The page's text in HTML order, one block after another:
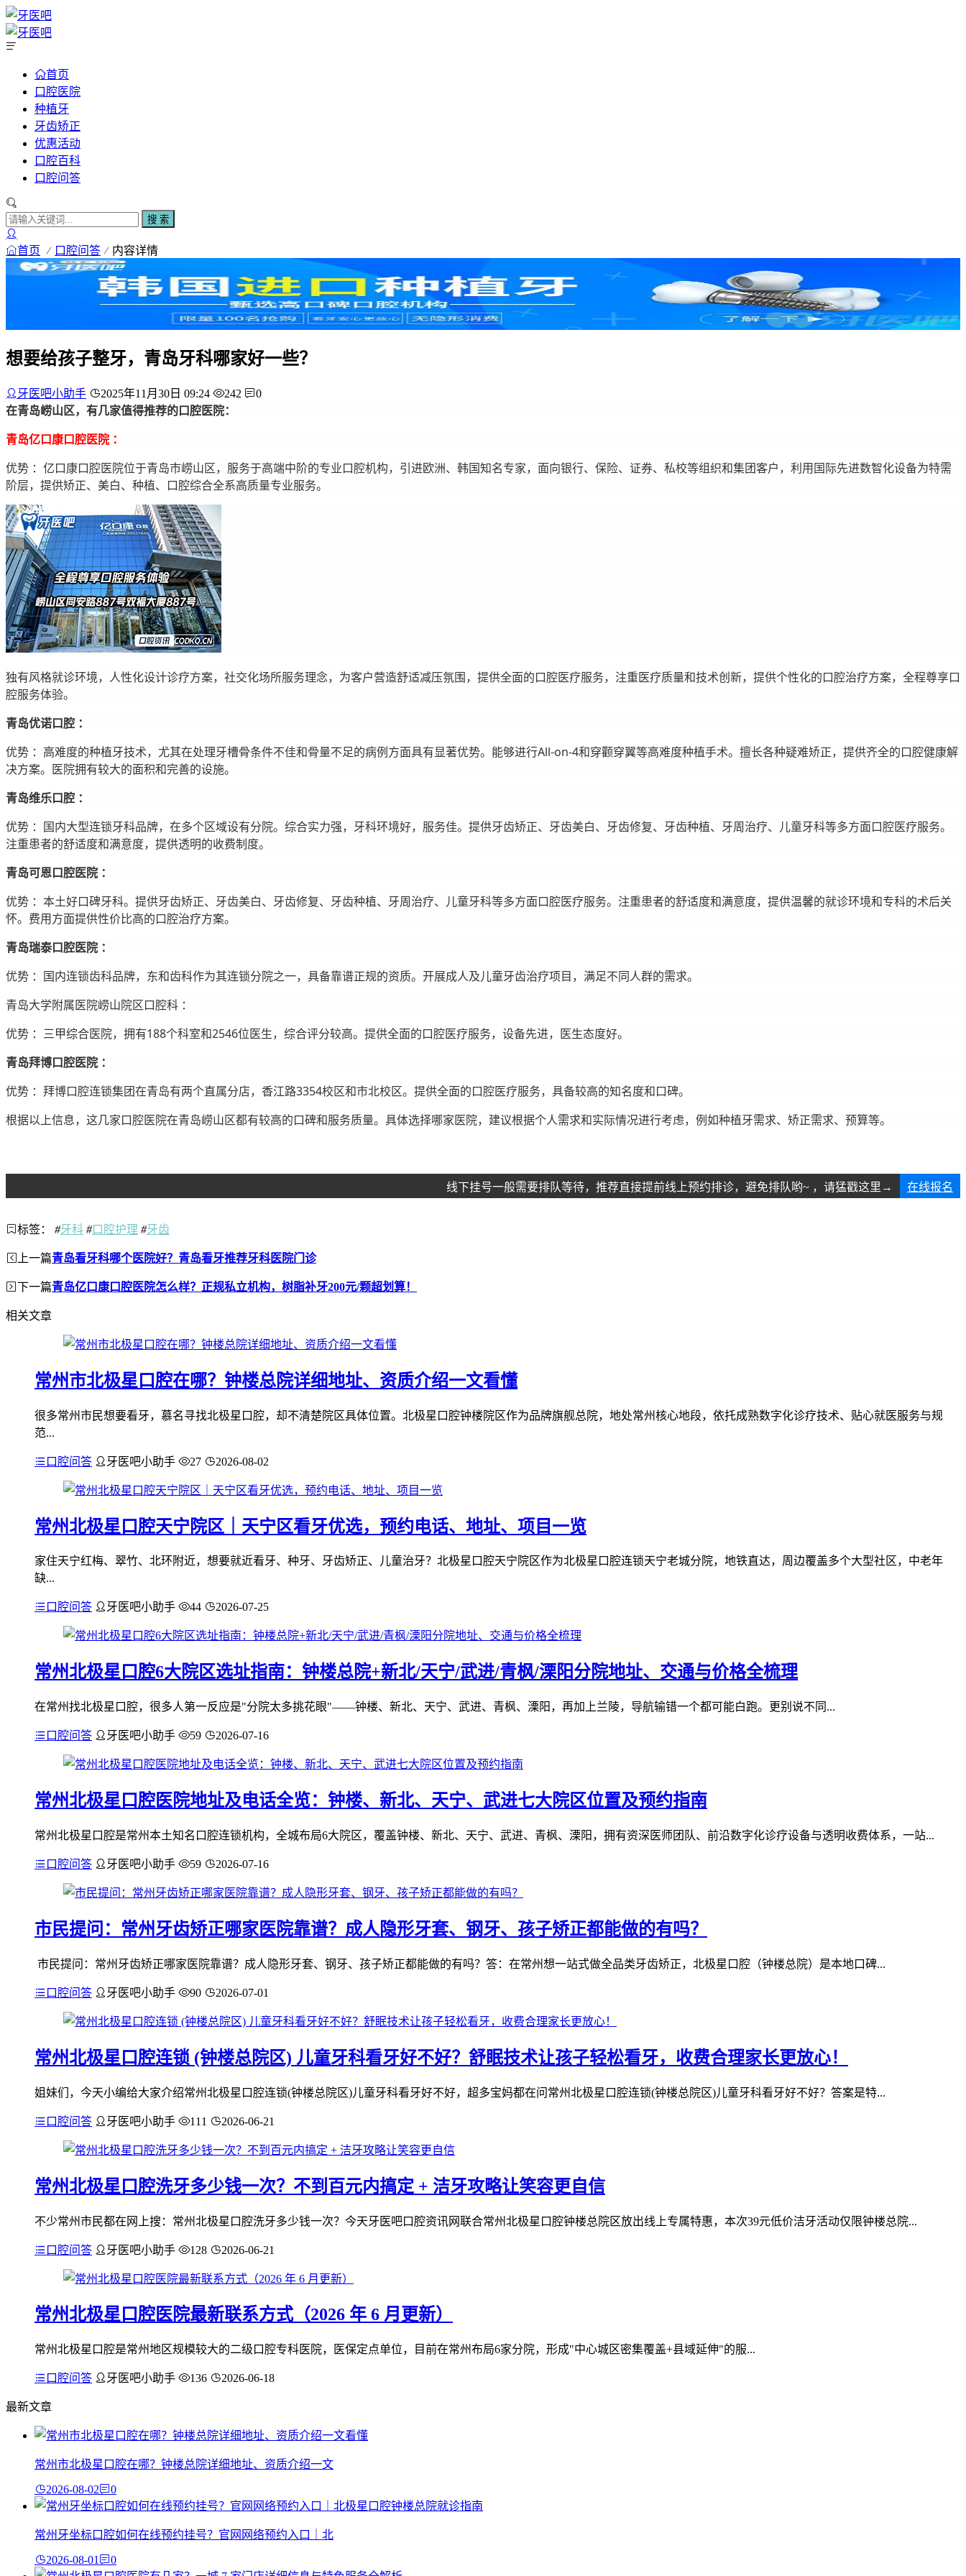
首页
口腔医院
种植牙
牙齿矫正
优惠活动
口腔百科
口腔问答
搜 索
首页 口腔问答 内容详情
想要给孩子整牙，青岛牙科哪家好一些？
牙医吧小助手 2025年11月30日 09:24 242 0
在青岛崂山区，有几家值得推荐的口腔医院：
青岛亿口康口腔医院 ：
优势 ：亿口康口腔医院位于青岛市崂山区，服务于高端中阶的专业口腔机构，引进欧洲、韩国知名专家，面向银行、保险、证券、私校等组织和集团客户，利用国际先进数智化设备为特需
阶层，提供矫正、美白、种植、口腔综合全系高质量专业服务。
独有风格就诊环境，人性化设计诊疗方案，社交化场所服务理念，为客户营造舒适减压氛围，提供全面的口腔医疗服务，注重医疗质量和技术创新，提供个性化的口腔治疗方案，全程尊享口
腔服务体验。
青岛优诺口腔 ：
优势 ：高难度的种植牙技术，尤其在处理牙槽骨条件不佳和骨量不足的病例方面具有显著优势。能够进行All-on-4和穿颧穿翼等高难度种植手术。擅长各种疑难矫正，提供齐全的口腔健康解
决方案。医院拥有较大的面积和完善的设施。
青岛维乐口腔 ：
优势 ：国内大型连锁牙科品牌，在多个区域设有分院。综合实力强，牙科环境好，服务佳。提供牙齿矫正、牙齿美白、牙齿修复、牙齿种植、牙周治疗、儿童牙科等多方面口腔医疗服务。
注重患者的舒适度和满意度，提供透明的收费制度。
青岛可恩口腔医院 ：
优势 ：本土好口碑牙科。提供牙齿矫正、牙齿美白、牙齿修复、牙齿种植、牙周治疗、儿童牙科等多方面口腔医疗服务。注重患者的舒适度和满意度，提供温馨的就诊环境和专科的术后关
怀。费用方面提供性价比高的口腔治疗方案。
青岛瑞泰口腔医院 ：
优势 ：国内连锁齿科品牌，东和齿科作为其连锁分院之一，具备靠谱正规的资质。开展成人及儿童牙齿治疗项目，满足不同人群的需求。
青岛大学附属医院崂山院区口腔科 ：
优势 ：三甲综合医院，拥有188个科室和2546位医生，综合评分较高。提供全面的口腔医疗服务，设备先进，医生态度好。
青岛拜博口腔医院 ：
优势 ：拜博口腔连锁集团在青岛有两个直属分店，香江路3354校区和市北校区。提供全面的口腔医疗服务，具备较高的知名度和口碑。
根据以上信息，这几家口腔医院在青岛崂山区都有较高的口碑和服务质量。具体选择哪家医院，建议根据个人需求和实际情况进行考虑，例如种植牙需求、矫正需求、预算等。
线下挂号一般需要排队等待，推荐直接提前线上预约排诊，避免排队哟~ ，请猛戳这里→ 在线报名
标签： #牙科 #口腔护理 #牙齿
上一篇青岛看牙科哪个医院好？青岛看牙推荐牙科医院门诊
下一篇青岛亿口康口腔医院怎么样？正规私立机构，树脂补牙200元/颗超划算！
相关文章
常州市北极星口腔在哪？钟楼总院详细地址、资质介绍一文看懂
很多常州市民想要看牙，慕名寻找北极星口腔，却不清楚院区具体位置。北极星口腔钟楼院区作为品牌旗舰总院，地处常州核心地段，依托成熟数字化诊疗技术、贴心就医服务与规
范...
口腔问答 牙医吧小助手 27 2026-08-02
常州北极星口腔天宁院区｜天宁区看牙优选，预约电话、地址、项目一览
家住天宁红梅、翠竹、北环附近，想要就近看牙、种牙、牙齿矫正、儿童治牙？北极星口腔天宁院区作为北极星口腔连锁天宁老城分院，地铁直达，周边覆盖多个大型社区，中老年
缺...
口腔问答 牙医吧小助手 44 2026-07-25
常州北极星口腔6大院区选址指南：钟楼总院+新北/天宁/武进/青枫/溧阳分院地址、交通与价格全梳理
在常州找北极星口腔，很多人第一反应是"分院太多挑花眼"——钟楼、新北、天宁、武进、青枫、溧阳，再加上兰陵，导航输错一个都可能白跑。更别说不同...
口腔问答 牙医吧小助手 59 2026-07-16
常州北极星口腔医院地址及电话全览：钟楼、新北、天宁、武进七大院区位置及预约指南
常州北极星口腔是常州本土知名口腔连锁机构，全城布局6大院区，覆盖钟楼、新北、天宁、武进、青枫、溧阳，拥有资深医师团队、前沿数字化诊疗设备与透明收费体系，一站...
口腔问答 牙医吧小助手 59 2026-07-16
市民提问：常州牙齿矫正哪家医院靠谱？成人隐形牙套、钢牙、孩子矫正都能做的有吗？
市民提问：常州牙齿矫正哪家医院靠谱？成人隐形牙套、钢牙、孩子矫正都能做的有吗？答：在常州想一站式做全品类牙齿矫正，北极星口腔（钟楼总院）是本地口碑...
口腔问答 牙医吧小助手 90 2026-07-01
常州北极星口腔连锁 (钟楼总院区) 儿童牙科看牙好不好？舒眠技术让孩子轻松看牙，收费合理家长更放心！
姐妹们，今天小编给大家介绍常州北极星口腔连锁(钟楼总院区)儿童牙科看牙好不好，超多宝妈都在问常州北极星口腔连锁(钟楼总院区)儿童牙科看牙好不好？答案是特...
口腔问答 牙医吧小助手 111 2026-06-21
常州北极星口腔洗牙多少钱一次？不到百元内搞定 + 洁牙攻略让笑容更自信
不少常州市民都在网上搜：常州北极星口腔洗牙多少钱一次？今天牙医吧口腔资讯网联合常州北极星口腔钟楼总院区放出线上专属特惠，本次39元低价洁牙活动仅限钟楼总院...
口腔问答 牙医吧小助手 128 2026-06-21
常州北极星口腔医院最新联系方式（2026 年 6 月更新）
常州北极星口腔是常州地区规模较大的二级口腔专科医院，医保定点单位，目前在常州布局6家分院，形成"中心城区密集覆盖+县域延伸"的服...
口腔问答 牙医吧小助手 136 2026-06-18
最新文章
常州市北极星口腔在哪？钟楼总院详细地址、资质介绍一文
2026-08-02 0
常州牙坐标口腔如何在线预约挂号？官网网络预约入口｜北
2026-08-01 0